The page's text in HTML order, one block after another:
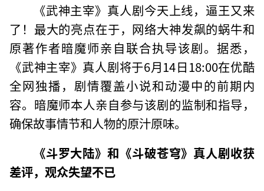
《武神主宰》真人剧今天上线，逼王又来
了！最大的亮点在于，网络大神发飙的蜗牛和
原著作者暗魔师亲自联合执导该剧。据悉，
《武神主宰》真人剧将于6月14日18:00在优酷
全网独播，剧情覆盖小说和动漫中的前期内
容。暗魔师本人亲自参与该剧的监制和指导，
确保故事情节和人物的原汁原味。
《斗罗大陆》和《斗破苍穹》真人剧收获
差评，观众失望不已